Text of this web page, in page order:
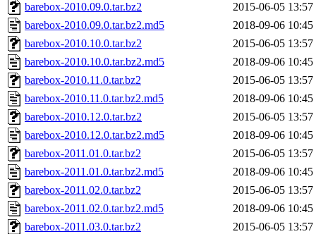
barebox-2010.09.0.tar.bz2
2015-06-05 13:57
barebox-2010.09.0.tar.bz2.md5
2018-09-06 10:45
barebox-2010.10.0.tar.bz2
2015-06-05 13:57
barebox-2010.10.0.tar.bz2.md5
2018-09-06 10:45
barebox-2010.11.0.tar.bz2
2015-06-05 13:57
barebox-2010.11.0.tar.bz2.md5
2018-09-06 10:45
barebox-2010.12.0.tar.bz2
2015-06-05 13:57
barebox-2010.12.0.tar.bz2.md5
2018-09-06 10:45
barebox-2011.01.0.tar.bz2
2015-06-05 13:57
barebox-2011.01.0.tar.bz2.md5
2018-09-06 10:45
barebox-2011.02.0.tar.bz2
2015-06-05 13:57
barebox-2011.02.0.tar.bz2.md5
2018-09-06 10:45
barebox-2011.03.0.tar.bz2
2015-06-05 13:57